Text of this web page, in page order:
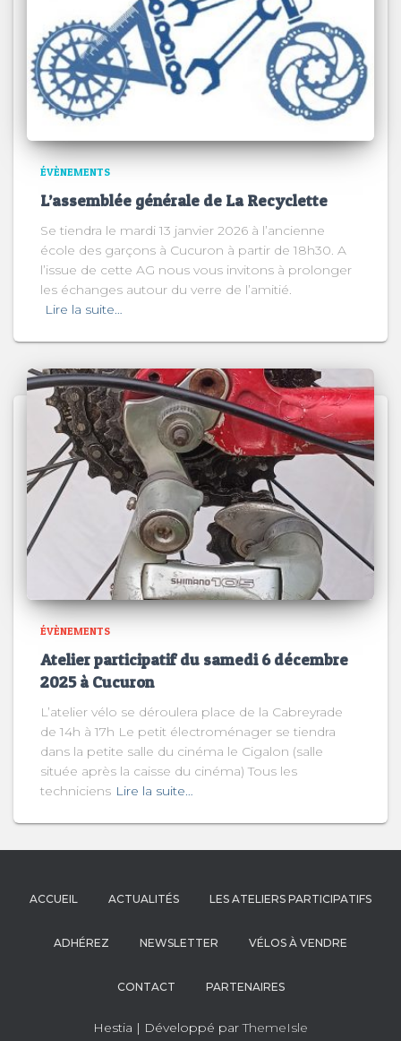
ÉVÈNEMENTS
L’assemblée générale de La Recyclette
Se tiendra le mardi 13 janvier 2026 à l’ancienne
école des garçons à Cucuron à partir de 18h30. A
l’issue de cette AG nous vous invitons à prolonger
les échanges autour du verre de l’amitié.
Lire la suite…
ÉVÈNEMENTS
Atelier participatif du samedi 6 décembre
2025 à Cucuron
L’atelier vélo se déroulera place de la Cabreyrade
de 14h à 17h Le petit électroménager se tiendra
dans la petite salle du cinéma le Cigalon (salle
située après la caisse du cinéma) Tous les
techniciens Lire la suite…
ACCUEIL ACTUALITÉS LES ATELIERS PARTICIPATIFS
ADHÉREZ NEWSLETTER VÉLOS À VENDRE
CONTACT PARTENAIRES
Hestia | Développé parThemeIsle